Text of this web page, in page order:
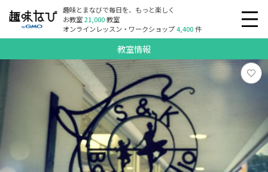
趣味とまなびで毎日を、もっと楽しく
お教室21,000教室
オンラインレッスン・ワークショップ4,400件
教室情報